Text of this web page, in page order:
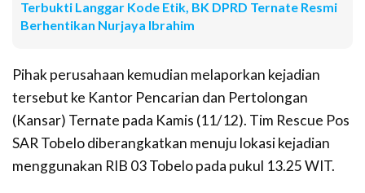
Terbukti Langgar Kode Etik, BK DPRD Ternate Resmi
Berhentikan Nurjaya Ibrahim
Pihak perusahaan kemudian melaporkan kejadian
tersebut ke Kantor Pencarian dan Pertolongan
(Kansar) Ternate pada Kamis (11/12). Tim Rescue Pos
SAR Tobelo diberangkatkan menuju lokasi kejadian
menggunakan RIB 03 Tobelo pada pukul 13.25 WIT.